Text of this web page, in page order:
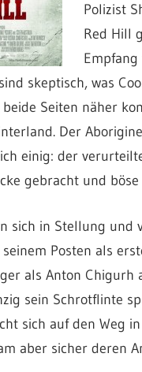
Polizist
Red Hill
skeptisch, was
beide Seiten näher
Der
einig: der
gebracht und
sich in Stellung und
Posten als
als Anton Chigurh
sein Schrotflinte
sich auf den Weg
aber sicher deren